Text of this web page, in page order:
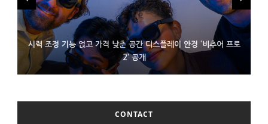
시력 조정 기능 얹고 가격 낮춘 공간 디스플레이 안경 ‘비추어 프로
2’ 공개
D램 부족에 10억달러어치 아이폰18 프로세서 패키징 대기 중
300~400달러 반지형 스피커 준비하는 오픈AI
CONTACT